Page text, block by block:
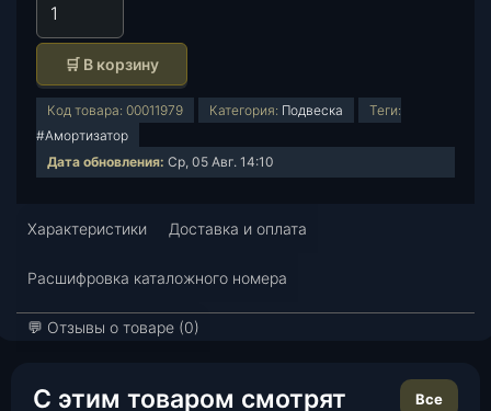
л
и
ч
е
т
о
о
а
А
🛒 В корзину
Код товара: 00011979 Категория: Подвеска
Теги:
#Амортизатор
Дата обновления: Ср, 05 Авг. 14:10
Характеристики Доставка и оплата
Расшифровка каталожного номера
💬 Отзывы о товаре (0)
С этим товаром смотрят Все